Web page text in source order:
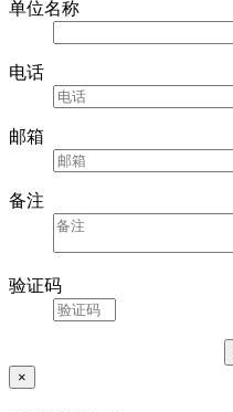
单位名称
电话
邮箱
备注
验证码
×